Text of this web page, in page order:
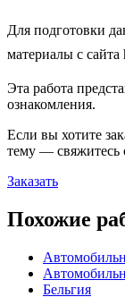
Для подготовки
материалы с
Эта работа
ознакомления.
Если вы хотите
тему — свяжитесь
Заказать
Похожие
Бельгия